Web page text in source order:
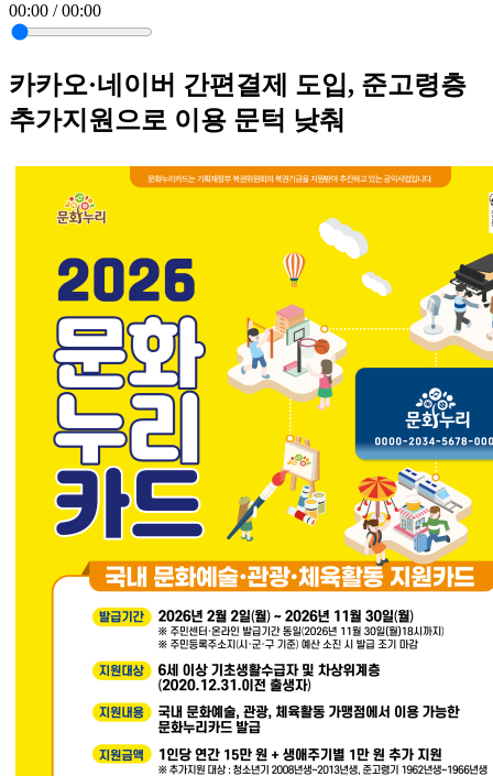
00:00 / 00:00
카카오·네이버 간편결제 도입, 준고령층
추가지원으로 이용 문턱 낮춰